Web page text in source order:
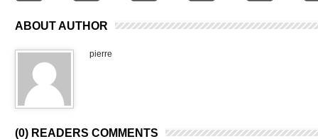
ABOUT AUTHOR
pierre
(0) READERS COMMENTS